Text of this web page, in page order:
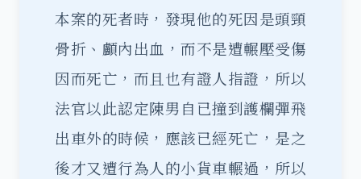
本案的死者時，發現他的死因是頭頸
骨折、顱內出血，而不是遭輾壓受傷
因而死亡，而且也有證人指證，所以
法官以此認定陳男自已撞到護欄彈飛
出車外的時候，應該已經死亡，是之
後才又遭行為人的小貨車輾過，所以